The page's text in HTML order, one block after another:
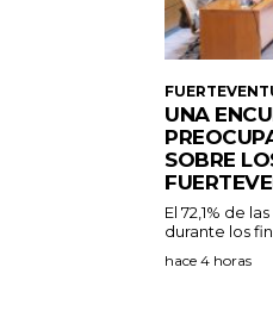
UNA
SOBRE
El 72,1% de
durante los
hace 4 horas